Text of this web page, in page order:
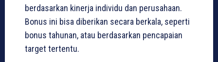
berdasarkan kinerja individu dan perusahaan.
Bonus ini bisa diberikan secara berkala, seperti
bonus tahunan, atau berdasarkan pencapaian
target tertentu.